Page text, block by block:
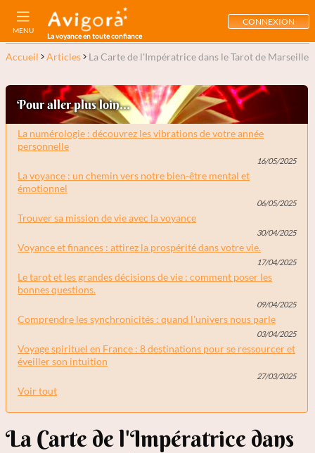
MENU
La voyance en toute confiance
CONNEXION
Accueil Articles La Carte de l'Impératrice dans le Tarot de Marseille
Pour aller plus loin...
La numérologie : découvrez les vibrations de votre année
personnelle
16/05/2025
La voyance : un chemin vers notre bien-être mental et
émotionnel
06/05/2025
Trouver sa mission de vie avec la voyance
30/04/2025
Voyance et finances : attirez la prospérité dans votre vie.
17/04/2025
Le tarot et les grandes décisions de vie : comment poser les
bonnes questions.
09/04/2025
Comprendre les synchronicités : quand l'univers nous parle
03/04/2025
Voyage spirituel en France : 8 destinations pour se ressourcer et
éveiller son intuition
27/03/2025
Voir tout
La Carte de l'Impératrice dans